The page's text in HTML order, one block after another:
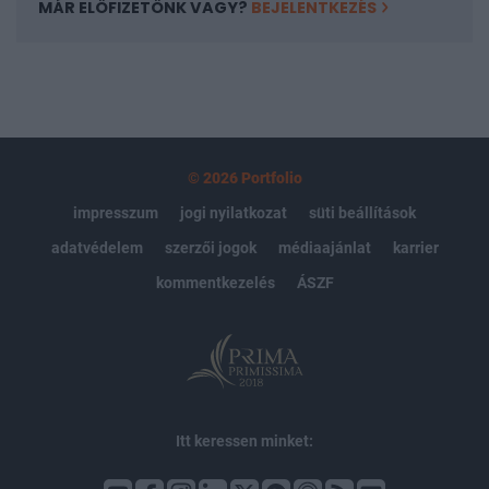
MÁR ELŐFIZETŐNK VAGY? BEJELENTKEZÉS
© 2026 Portfolio
impresszum
jogi nyilatkozat
süti beállítások
adatvédelem
szerzői jogok médiaajánlat
karrier
kommentkezelés
ÁSZF
Itt keressen minket: